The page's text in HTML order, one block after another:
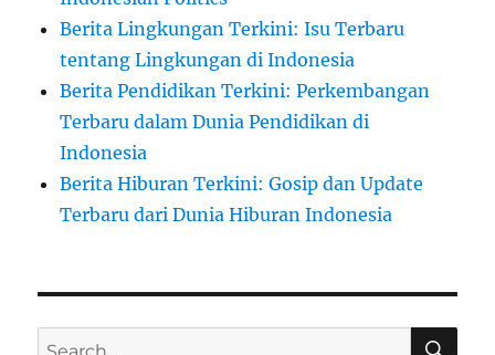
Berita Lingkungan Terkini: Isu Terbaru
tentang Lingkungan di Indonesia
Berita Pendidikan Terkini: Perkembangan
Terbaru dalam Dunia Pendidikan di
Indonesia
Berita Hiburan Terkini: Gosip dan Update
Terbaru dari Dunia Hiburan Indonesia
Search